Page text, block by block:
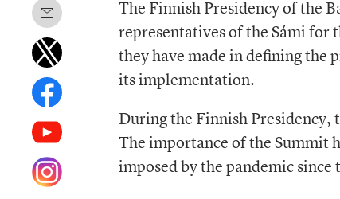
The Finnish Presidency of the
representatives of the Sámi for
they have made in defining the
its implementation.
During the Finnish Presidency,
The importance of the Summit
imposed by the pandemic since